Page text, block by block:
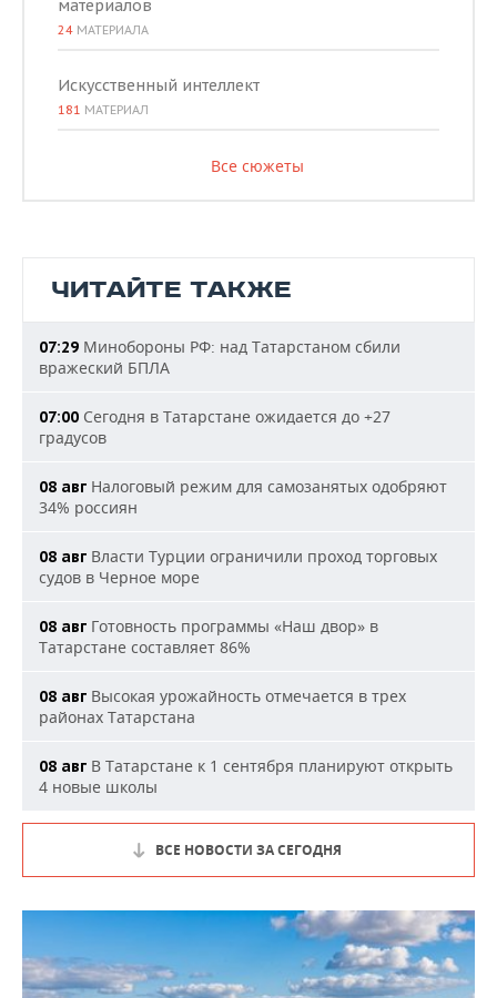
материалов
24 МАТЕРИАЛА
Искусственный интеллект
181 МАТЕРИАЛ
Все сюжеты
ЧИТАЙТЕ ТАКЖЕ
07:29 Минобороны РФ: над Татарстаном сбили
вражеский БПЛА
07:00 Сегодня в Татарстане ожидается до +27
градусов
08 авг Налоговый режим для самозанятых одобряют
34% россиян
08 авг Власти Турции ограничили проход торговых
судов в Черное море
08 авг Готовность программы «Наш двор» в
Татарстане составляет 86%
08 авг Высокая урожайность отмечается в трех
районах Татарстана
08 авг В Татарстане к 1 сентября планируют открыть
4 новые школы
ВСЕ НОВОСТИ ЗА СЕГОДНЯ